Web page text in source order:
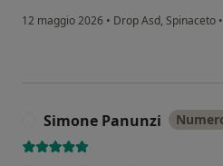
12 maggio 2026 • Drop Asd, Spinaceto •
Simone Panunzi